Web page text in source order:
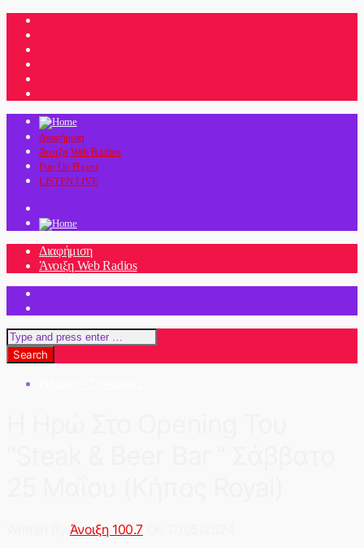
Διαφήμιση
Άνοιξη Web Radios
Pop Up Player
LISTEN LIVE
Διαφήμιση
Άνοιξη Web Radios
Άνοιξη 100.7On 17/05/2024